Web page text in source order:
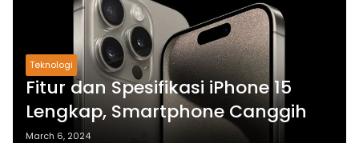
Teknologi
Fitur dan Spesifikasi iPhone 15
Lengkap, Smartphone Canggih
March 6, 2024